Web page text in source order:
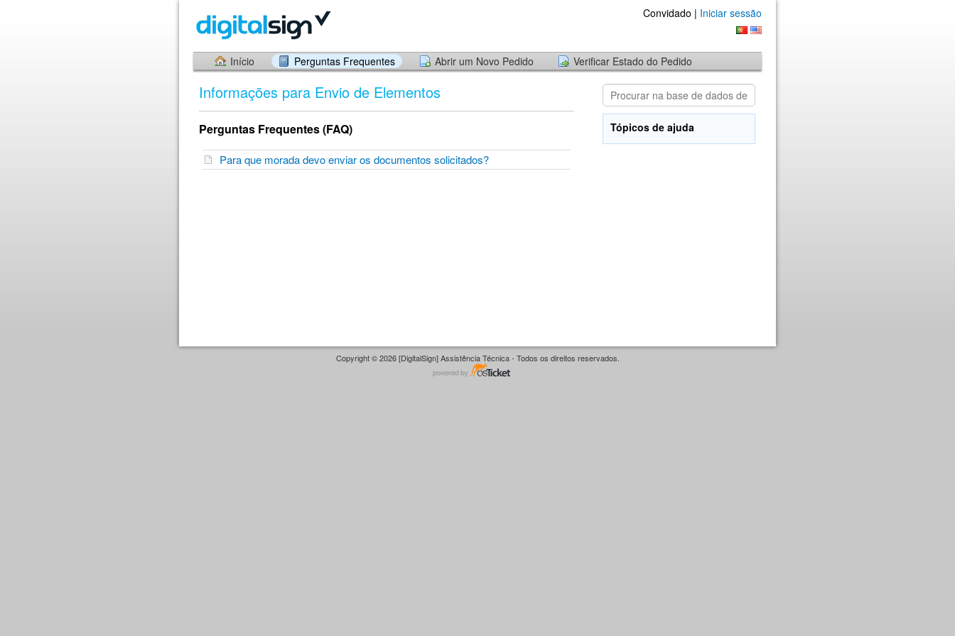
Convidado | Iniciar sessão
Início Perguntas Frequentes Abrir um Novo Pedido Verificar Estado do Pedido
Informações para Envio de Elementos
Perguntas Frequentes (FAQ)
Para que morada devo enviar os documentos solicitados?
Tópicos de ajuda
Copyright © 2026 [DigitalSign] Assistência Técnica - Todos os direitos reservados.